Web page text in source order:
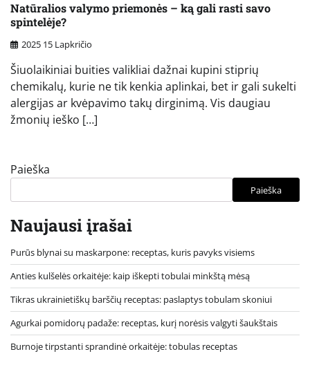
Natūralios valymo priemonės – ką gali rasti savo
spintelėje?
2025 15 Lapkričio
Šiuolaikiniai buities valikliai dažnai kupini stiprių
chemikalų, kurie ne tik kenkia aplinkai, bet ir gali sukelti
alergijas ar kvėpavimo takų dirginimą. Vis daugiau
žmonių ieško […]
Paieška
Paieška
Naujausi įrašai
Purūs blynai su maskarpone: receptas, kuris pavyks visiems
Anties kulšelės orkaitėje: kaip iškepti tobulai minkštą mėsą
Tikras ukrainietiškų barščių receptas: paslaptys tobulam skoniui
Agurkai pomidorų padaže: receptas, kurį norėsis valgyti šaukštais
Burnoje tirpstanti sprandinė orkaitėje: tobulas receptas